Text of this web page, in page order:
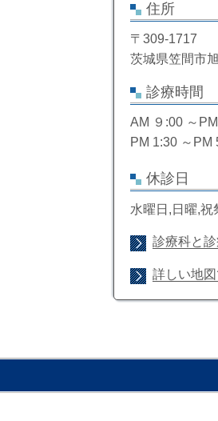
住所
〒309-1717
茨城県笠間市
診療時間
AM ９:00 ～
PM 1:30 ～PM
休診日
水曜日,日曜,祝
診療科と
詳しい地